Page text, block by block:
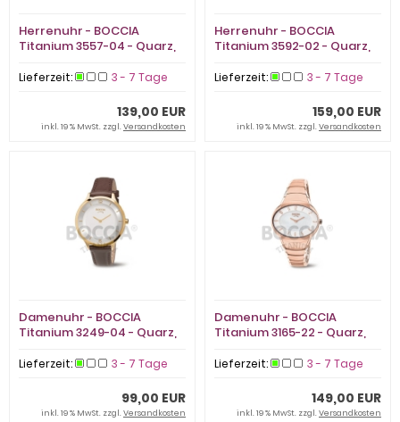
Herrenuhr - BOCCIA
Titanium 3557-04 - Quarz,
Lieferzeit: 3 - 7 Tage
139,00 EUR
inkl. 19 % MwSt. zzgl.Versandkosten
Herrenuhr - BOCCIA
Titanium 3592-02 - Quarz,
Lieferzeit: 3 - 7 Tage
159,00 EUR
inkl. 19 % MwSt. zzgl.Versandkosten
Damenuhr - BOCCIA
Titanium 3249-04 - Quarz,
Lieferzeit: 3 - 7 Tage
99,00 EUR
inkl. 19 % MwSt. zzgl.Versandkosten
Damenuhr - BOCCIA
Titanium 3165-22 - Quarz,
Lieferzeit: 3 - 7 Tage
149,00 EUR
inkl. 19 % MwSt. zzgl.Versandkosten